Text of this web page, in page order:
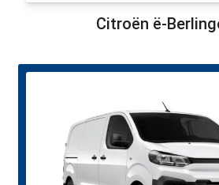
Citroën ë-